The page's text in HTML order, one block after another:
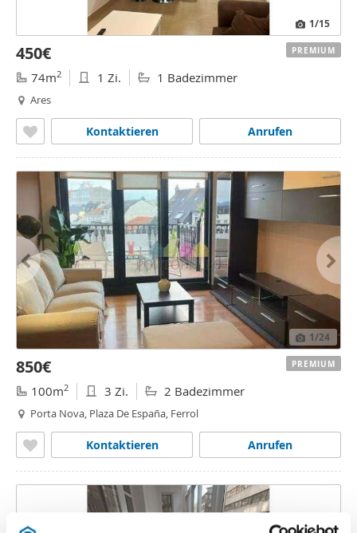
1/15
450€
74m2 1 Zi. 1 Badezimmer
Ares
Anrufen
Kontaktieren
PREMIUM
1/24
850€
100m2 3 Zi. 2 Badezimmer
Porta Nova, Plaza De España, Ferrol
Anrufen
Kontaktieren
PREMIUM